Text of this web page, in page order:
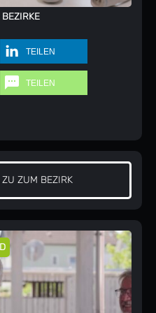
BEZIRKE
TEILEN
TEILEN
ZUM BEZIRK